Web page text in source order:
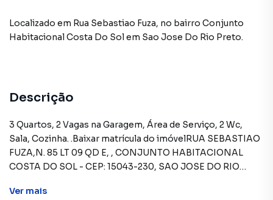
Localizado em Rua Sebastiao Fuza, no bairro Conjunto
Habitacional Costa Do Solem Sao Jose Do Rio Preto.
Descrição
3 Quartos, 2 Vagas na Garagem, Área de Serviço, 2 Wc,
Sala, Cozinha. .Baixar matrícula do imóvelRUA SEBASTIAO
FUZA,N. 85 LT 09 QD E, , CONJUNTO HABITACIONAL
COSTA DO SOL - CEP: 15043-230, SAO JOSE DO RIO
ACEITAS: Recursos próprios. Permite utilização de FGTS.
Ver mais